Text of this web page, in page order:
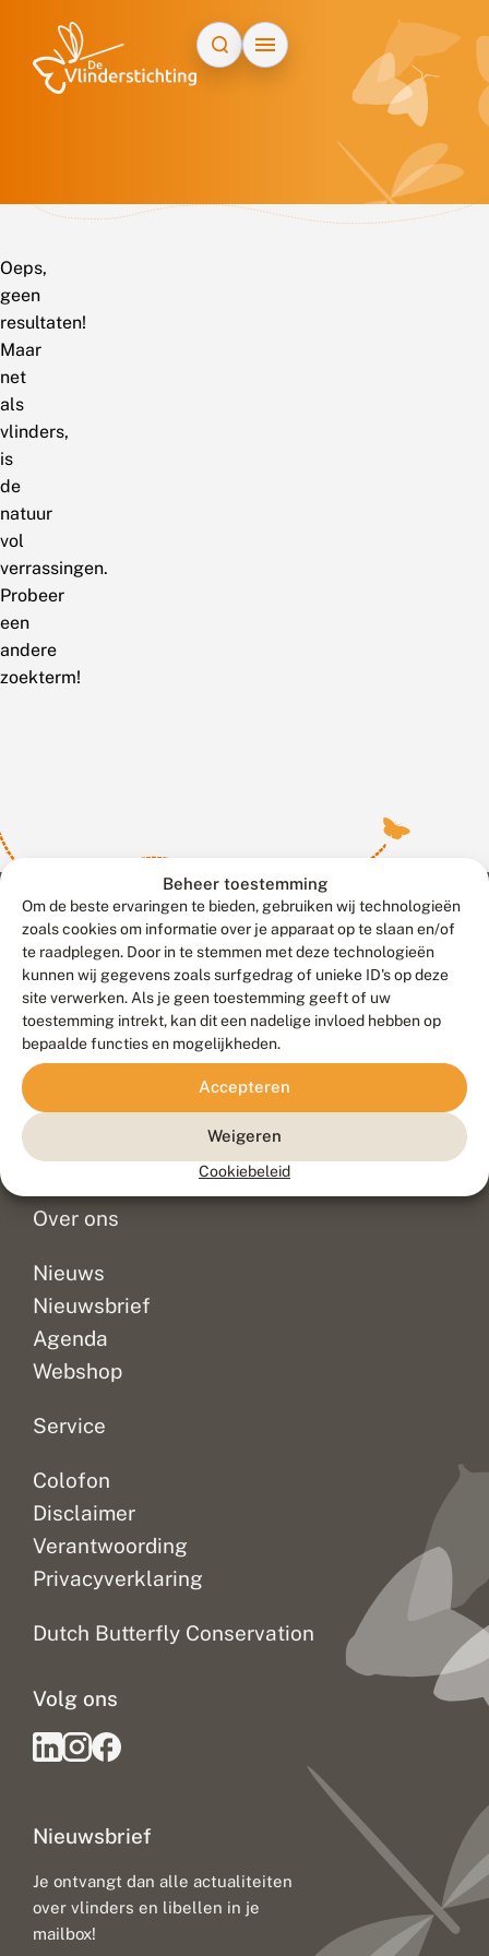
Beheer toestemming
Om de beste ervaringen te bieden, gebruiken wij technologieën
zoals cookies om informatie over je apparaat op te slaan en/of
te raadplegen. Door in te stemmen met deze technologieën
kunnen wij gegevens zoals surfgedrag of unieke ID's op deze
site verwerken. Als je geen toestemming geeft of uw
toestemming intrekt, kan dit een nadelige invloed hebben op
bepaalde functies en mogelijkheden.
Accepteren
Weigeren
Cookiebeleid
Oeps,
geen
resultaten!
Maar
net
als
vlinders,
is
de
natuur
vol
verrassingen.
Probeer
een
andere
zoekterm!
Contact
Veelgestelde vragen
Doneer
Over ons
Nieuws
Nieuwsbrief
Agenda
Webshop
Service
Colofon
Disclaimer
Verantwoording
Privacyverklaring
Dutch Butterfly Conservation
Nieuwsbrief
Je ontvangt dan alle actualiteiten
over vlinders en libellen in je
mailbox!
Volg ons
Meld waarnemingen© 2026 Vlinderstichting
Duurzaam ontwikkeld door
Go2People
, ontworpen door
Blue Field Agency
Privacy
Disclaimer
Sitemap